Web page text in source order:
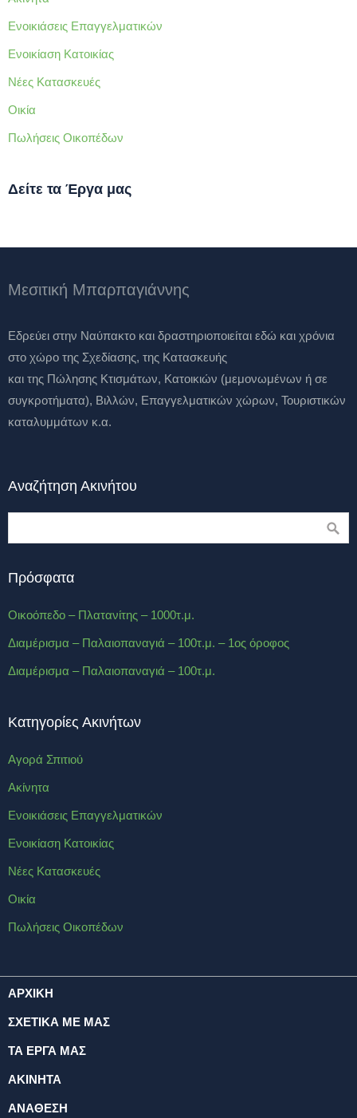
Ενοικιάσεις Επαγγελματικών
Ενοικίαση Κατοικίας
Νέες Κατασκευές
Οικία
Πωλήσεις Οικοπέδων
Δείτε τα Έργα μας
Μεσιτική Μπαρπαγιάννης
Eδρεύει στην Ναύπακτο και δραστηριοποιείται εδώ και χρόνια
στο χώρο της Σχεδίασης, της Κατασκευής
και της Πώλησης Κτισμάτων, Κατοικιών (μεμονωμένων ή σε
συγκροτήματα), Βιλλών, Επαγγελματικών χώρων, Τουριστικών
καταλυμμάτων κ.α.
Αναζήτηση Ακινήτου
Πρόσφατα
Οικοόπεδο – Πλατανίτης – 1000τ.μ.
Διαμέρισμα – Παλαιοπαναγιά – 100τ.μ. – 1ος όροφος
Διαμέρισμα – Παλαιοπαναγιά – 100τ.μ.
Κατηγορίες Ακινήτων
Αγορά Σπιτιού
Ακίνητα
Ενοικιάσεις Επαγγελματικών
Ενοικίαση Κατοικίας
Νέες Κατασκευές
Οικία
Πωλήσεις Οικοπέδων
ΑΡΧΙΚΗ
ΣΧΕΤΙΚΑ ΜΕ ΜΑΣ
ΤΑ ΕΡΓΑ ΜΑΣ
ΑΚΙΝΗΤΑ
ΑΝΑΘΕΣΗ